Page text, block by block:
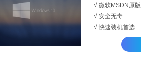
√ 微软MSDN原版
√ 安全无毒
√ 快速装机首选